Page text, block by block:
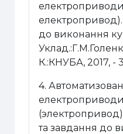
електроприводи
електропривод).
до виконання
К.:КНУБА, 2017, -
4.
та завдання до